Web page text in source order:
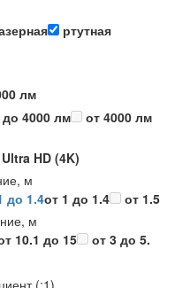
ртутная
лм
до 4000 лм
от 4000 лм
Ultra HD (4K)
м
до 1.4от 1 до 1.4
от 1.5
м
10.1 до 15
от 3 до 5.